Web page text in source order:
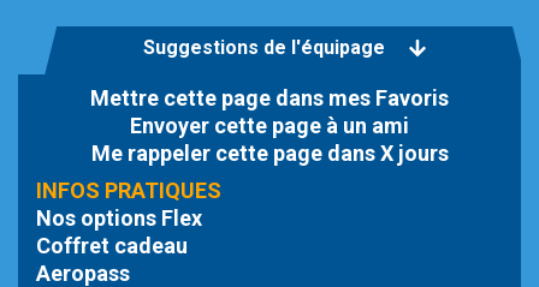
Suggestions de l'équipage
Mettre cette page dans mes Favoris
Envoyer cette page à un ami
Me rappeler cette page dans X jours
INFOS PRATIQUES
Nos options Flex
Coffret cadeau
Aeropass